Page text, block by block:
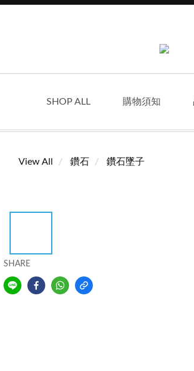
SHOP ALL 購物須知
View All 鑽石 鑽石墜子
SHARE